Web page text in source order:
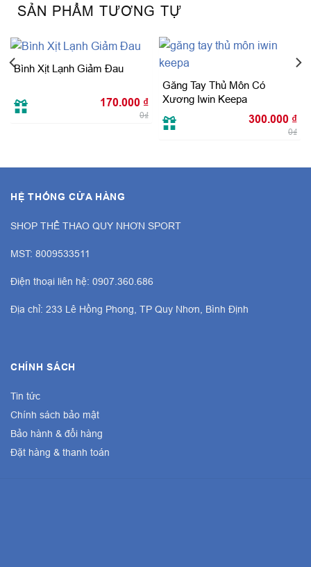
SẢN PHẨM TƯƠNG TỰ
Bình Xịt Lạnh Giảm Đau
170.000 ₫
0₫
Găng Tay Thủ Môn Có
Xương Iwin Keepa
300.000 ₫
0₫
HỆ THỐNG CỬA HÀNG
SHOP THỂ THAO QUY NHƠN SPORT
MST: 8009533511
Điện thoại liên hệ: 0907.360.686
Địa chỉ: 233 Lê Hồng Phong, TP Quy Nhơn, Bình Định
CHÍNH SÁCH
Tin tức
Chính sách bảo mật
Bảo hành & đổi hàng
Đặt hàng & thanh toán